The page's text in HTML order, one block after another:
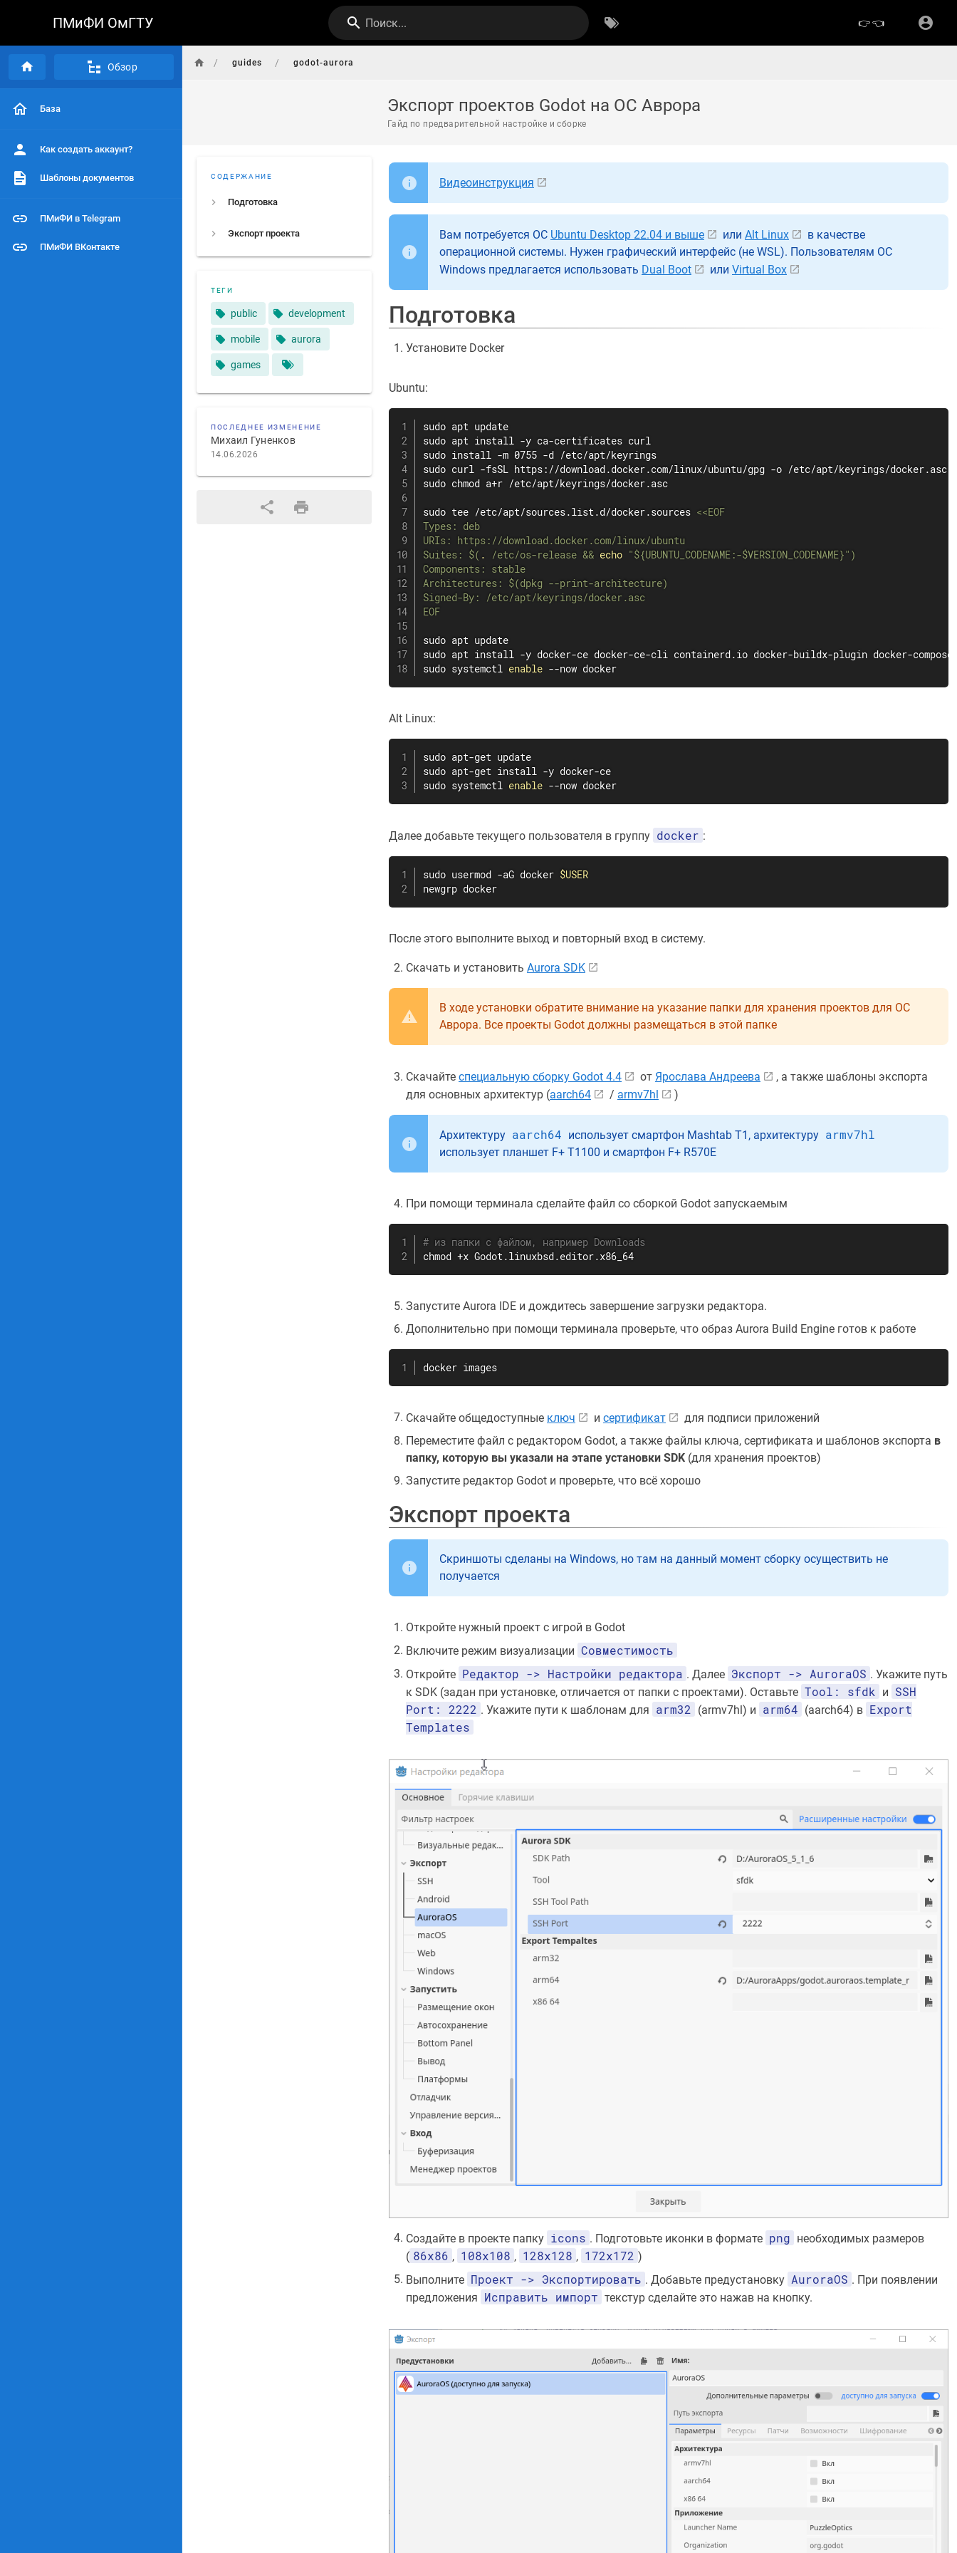
ПМиФИ ОмГТУ Поиск... 👉👈
Обзор
База
Как создать аккаунт?
Шаблоны документов
ПМиФИ в Telegram
ПМиФИ ВКонтакте
/ guides / godot-aurora
Экспорт проектов Godot на ОС Аврора
Гайд по предварительной настройке и сборке
СОДЕРЖАНИЕ
Подготовка
Экспорт проекта
ТЕГИ
public development
mobile aurora
games
ПОСЛЕДНЕЕ ИЗМЕНЕНИЕ
Михаил Гуненков
14.06.2026
Видеоинструкция
Вам потребуется ОС Ubuntu Desktop 22.04 и выше или Alt Linux
в качестве
операционной системы. Нужен графический интерфейс (не WSL). Пользователям ОС
Windows предлагается использовать Dual Boot или Virtual Box
Подготовка
Установите Docker
Ubuntu:
sudo apt
sudo apt install -y ca-certificates curl
sudo install
sudo curl
sudo chmod a+r /etc/apt/keyrings/docker.asc
sudo tee /etc/apt/sources.list.d/docker.sources <<EOF
Types: deb
URIs: https://download.docker.com/linux/ubuntu
Suites: $( . /etc/os-release && echo "${UBUNTU_CODENAME :-$VERSION_CODENAME}" )
Components: stable
Architectures: $(dpkg --print-architecture)
Signed-By: /etc/apt/keyrings/docker.asc
EOF
sudo apt
sudo apt install
sudo systemctl enable --now docker
Alt Linux:
sudo apt-get
sudo apt-get install
sudo systemctl enable --now docker
Далее добавьте текущего пользователя в группу docker :
sudo usermod -aG docker $USER
newgrp docker
После этого выполните выход и повторный вход в систему.
Скачать и установить Aurora SDK
В ходе установки обратите внимание на указание папки для хранения проектов для ОС
Аврора. Все проекты Godot должны размещаться в этой папке
Скачайте специальную сборку Godot 4.4 от Ярослава Андреева
, а также шаблоны экспорта
для основных архитектур (aarch64 / armv7hl )
Архитектуру aarch64 использует смартфон Mashtab T1, архитектуру armv7hl
использует планшет F+ T1100 и смартфон F+ R570E
При помощи терминала сделайте файл со сборкой Godot запускаемым
# из папки с файлом, например Downloads
chmod +x Godot.linuxbsd.editor.x86_64
Запустите Aurora IDE и дождитесь завершение загрузки редактора.
Дополнительно при помощи терминала проверьте, что образ Aurora Build Engine готов к работе
docker images
Скачайте общедоступные ключ и сертификат
для подписи приложений
Переместите файл с редактором Godot, а также файлы ключа, сертификата и шаблонов экспорта в
папку, которую вы указали на этапе установки SDK (для хранения проектов)
Запустите редактор Godot и проверьте, что всё хорошо
Экспорт проекта
Скриншоты сделаны на Windows, но там на данный момент сборку осуществить не
получается
Откройте нужный проект с игрой в Godot
Включите режим визуализации Совместимость
Откройте Редактор -> Настройки редактора . Далее Экспорт -> AuroraOS . Укажите путь
к SDK (задан при установке, отличается от папки с проектами). Оставьте Tool: sfdk и SSH
Port: 2222 . Укажите пути к шаблонам для arm32 (armv7hl) и arm64 (aarch64) в Export
Templates
Создайте в проекте папку icons . Подготовьте иконки в формате png необходимых размеров
( 86x86 , 108x108 , 128x128 , 172x172 )
Выполните Проект -> Экспортировать . Добавьте предустановку AuroraOS . При появлении
предложения Исправить импорт текстур сделайте это нажав на кнопку.